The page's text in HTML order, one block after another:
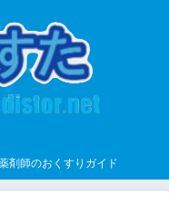
剤師のおくすりガイド